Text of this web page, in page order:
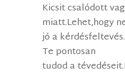
Kicsit csalódott
miatt.Lehet,hogy
jó a
Te pontosan
tudod a